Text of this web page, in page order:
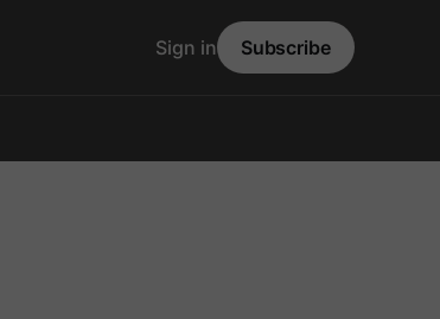
Sign in Subscribe